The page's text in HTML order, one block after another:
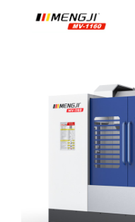
Kontaktieren Sie Uns